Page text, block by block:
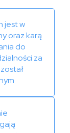
jest w
oraz karą
do
za